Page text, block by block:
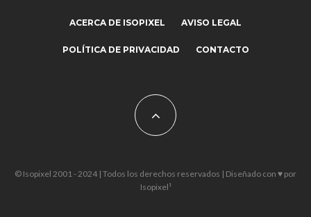
ACERCA DE ISOPIXEL AVISO LEGAL
POLÍTICA DE PRIVACIDAD CONTACTO
© Isopixel 2001 - 2024 | Todos los derechos reservados | Diseñado con ♥ por
Isopixel¹